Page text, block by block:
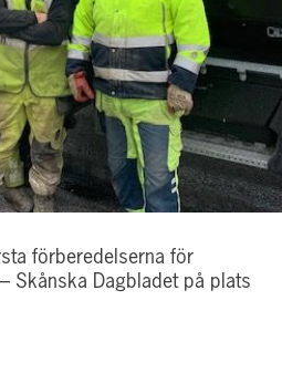
förberedelserna för
Skånska Dagbladet på plats